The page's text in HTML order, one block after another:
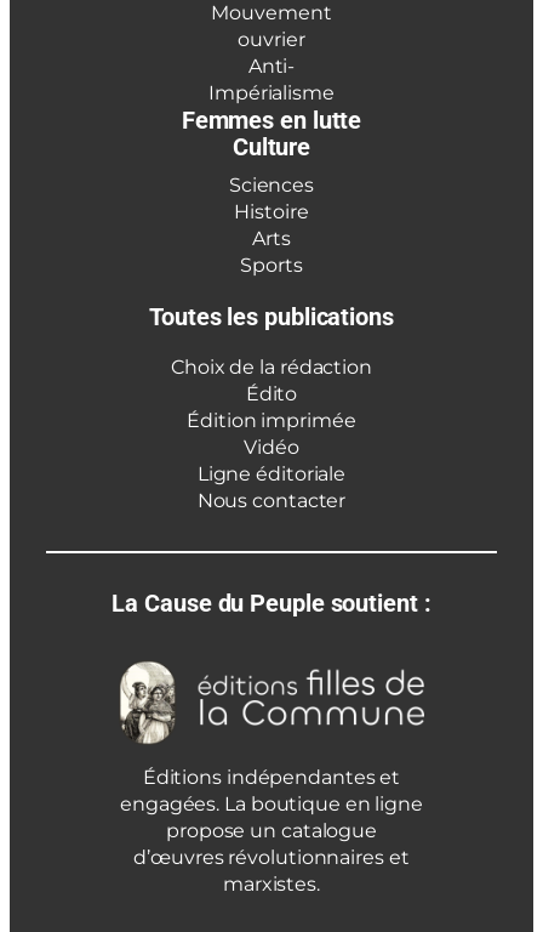
Mouvement
ouvrier
Anti-
Impérialisme
Femmes en lutte
Culture
Sciences
Histoire
Arts
Sports
Toutes les publications
Choix de la rédaction
Édito
Édition imprimée
Vidéo
Ligne éditoriale
Nous contacter
La Cause du Peuple soutient :
Éditions indépendantes et
engagées. La boutique en ligne
propose un catalogue
d’œuvres révolutionnaires et
marxistes.